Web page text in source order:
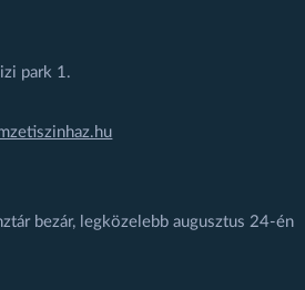
park 1.
bezár, legközelebb augusztus 24-én